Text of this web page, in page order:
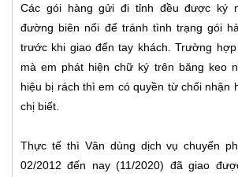
Các gói hàng gửi đi tỉnh đều được ký
đường biên nối để tránh tình trạng gói
trước khi giao đến tay khách. Trường
mà em phát hiện chữ ký trên băng keo
hiệu bị rách thì em có quyền từ chối nhận
chị biết.
Thực tế thì Vân dùng dịch vụ chuyển
02/2012 đến nay (11/2020) đã giao